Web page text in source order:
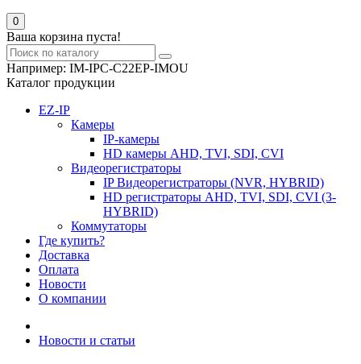
0
Ваша корзина пуста!
Например: IM-IPC-C22EP-IMOU
Каталог продукции
EZ-IP
Камеры
IP-камеры
HD камеры AHD, TVI, SDI, CVI
Видеорегистраторы
IP Видеорегистраторы (NVR, HYBRID)
HD регистраторы AHD, TVI, SDI, CVI (3-
HYBRID)
Коммутаторы
Где купить?
Доставка
Оплата
Новости
О компании
Новости и статьи